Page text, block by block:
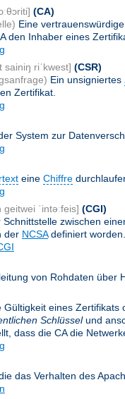
(CA)
Eine
den Inhaber eines
sainiŋ riˈkwest] (CSR)
Ein unsigniertes
Zertifikat.
System zur
eine Chiffre
geitwei ˈintəːfeis] (CGI)
zwischen
der NCSAdefiniert
von Rohdaten über
Gültigkeit eines
Schlüsselund
dass die CA die
das Verhalten des